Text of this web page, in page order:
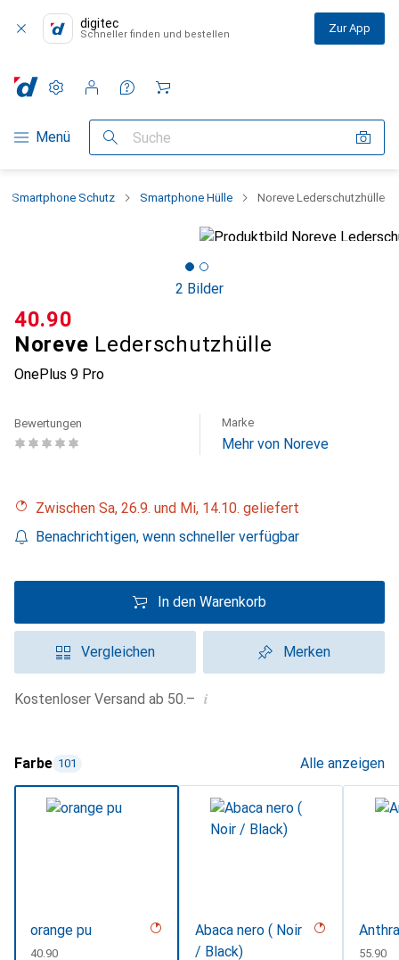
digitec
Schneller finden und bestellen Zur App
Navigation nach Kategorien
Menü Suche
Einstellungen
Kundenkonto
Vergleichslisten
Merklisten
Warenkorb
Smartphone Schutz Smartphone Hülle Noreve Lederschutzhülle
2 Bilder
Noreve Lederschutzhülle
OnePlus 9 Pro
CHF
40.90
Bewertungen Marke
Mehr von Noreve
Zwischen Sa, 26.9. und Mi, 14.10. geliefert
Benachrichtigen, wenn schneller verfügbar
In den Warenkorb
Vergleichen Merken
Kostenloser Versand ab 50.– i
Farbe 101 Alle anzeigen
orange pu
CHF
40.90
Abaca nero ( Noir
/ Black)
CHF
55.90